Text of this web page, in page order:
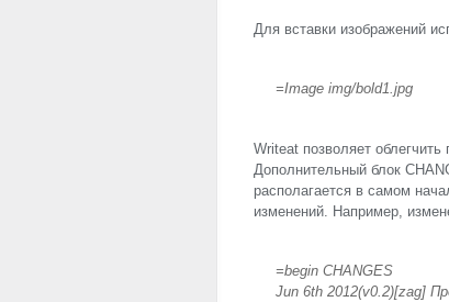
Для вставки изображений
=Image img/bold1.jpg
Writeat позволяет
Дополнительный блок
располагается в самом
изменений. Например,
=begin CHANGES
Jun 6th 2012(v0.2)[zag]